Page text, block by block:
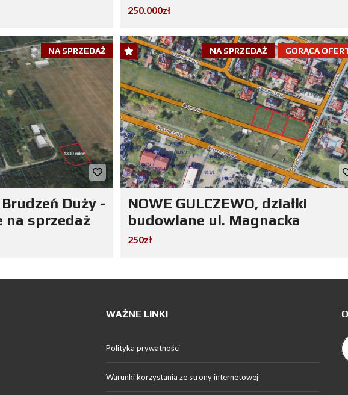
250.000zł
NA SPRZEDAŻ
Duży -
na sprzedaż
GORĄCA
NA SPRZEDAŻ
NOWE GULCZEWO, działki
budowlane ul. Magnacka
250zł
WAŻNE LINKI
Polityka prywatności
Warunki korzystania ze strony internetowej